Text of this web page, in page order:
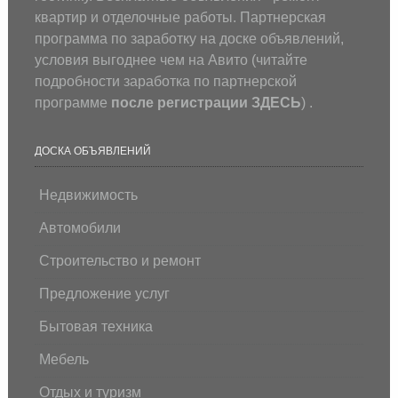
квартир и отделочные работы. Партнерская
программа по заработку на доске объявлений,
условия выгоднее чем на Авито (читайте
подробности заработка по партнерской
программе после регистрации ЗДЕСЬ) .
ДОСКА ОБЪЯВЛЕНИЙ
Недвижимость
Автомобили
Строительство и ремонт
Предложение услуг
Бытовая техника
Мебель
Отдых и туризм